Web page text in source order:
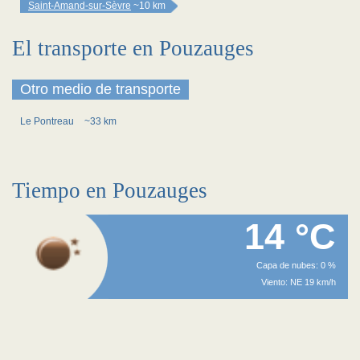
Saint-Amand-sur-Sèvre ~10 km
El transporte en Pouzauges
Otro medio de transporte
Le Pontreau ~33 km
Tiempo en Pouzauges
14 °C
Capa de nubes: 0 %
Viento: NE 19 km/h